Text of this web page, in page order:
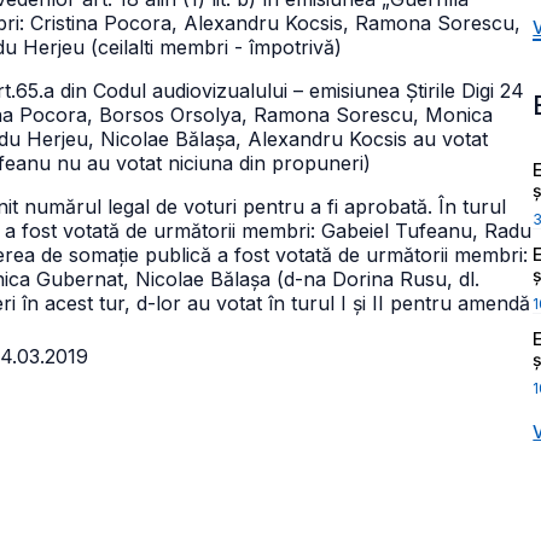
Cristina Pocora, Alexandru Kocsis, Ramona Sorescu,
Herjeu (ceilalti membri - împotrivă)
din Codul audiovizualului – emisiunea Știrile Digi 24
Pocora, Borsos Orsolya, Ramona Sorescu, Monica
Herjeu, Nicolae Bălașa, Alexandru Kocsis au votat
nu au votat niciuna din propuneri)
numărul legal de voturi pentru a fi aprobată. În turul
fost votată de următorii membri: Gabeiel Tufeanu, Radu
de somație publică a fost votată de următorii membri:
Gubernat, Nicolae Bălașa (d-na Dorina Rusu, dl.
în acest tur, d-lor au votat în turul I și II pentru amendă